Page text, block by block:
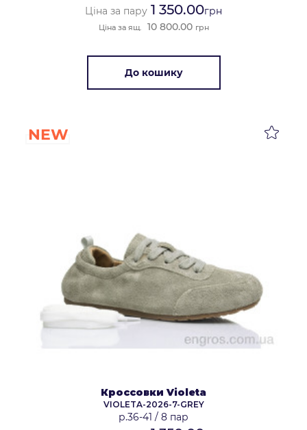
Ціна за пару 1 350.00грн
Ціна за ящ. 10 800.00 грн
До кошику
NEW
Кроссовки Violeta
VIOLETA-2026-7-GREY
р.36-41 / 8 пар